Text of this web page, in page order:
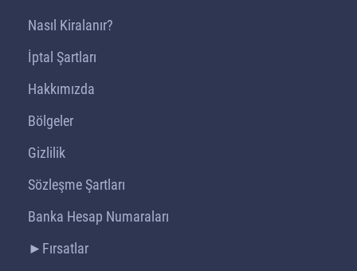
Nasıl Kiralanır?
İptal Şartları
Hakkımızda
Bölgeler
Gizlilik
Sözleşme Şartları
Banka Hesap Numaraları
►Fırsatlar